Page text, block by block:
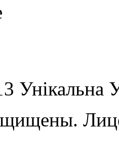
Унікальна